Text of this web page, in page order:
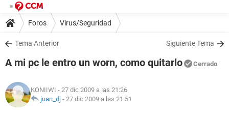
Foros Virus/Seguridad
Tema Anterior Siguiente Tema
A mi pc le entro un worn, como quitarlo Cerrado
KONIIWI - 27 dic 2009 a las 21:26
juan_dj - 27 dic 2009 a las 21:51